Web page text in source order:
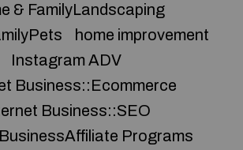
& FamilyLandscaping
home improvement
Instagram ADV
Business::Ecommerce
Business::SEO
Programs